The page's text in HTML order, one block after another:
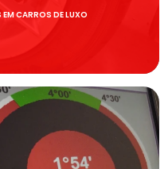
CARROS DE LUXO